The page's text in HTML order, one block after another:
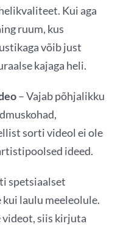
Kui aga
ruum, kus
võib just
kajaga heli.
– Vajab põhjalikku
sorti videol ei ole
ideed.
spetsiaalset
laulu meeleolule.
videot, siis kirjuta